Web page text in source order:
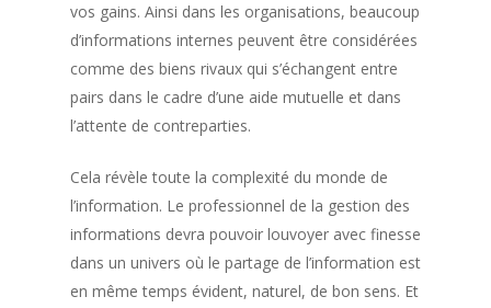
vos gains. Ainsi dans les organisations, beaucoup
d’informations internes peuvent être considérées
comme des biens rivaux qui s’échangent entre
pairs dans le cadre d’une aide mutuelle et dans
l’attente de contreparties.
Cela révèle toute la complexité du monde de
l’information. Le professionnel de la gestion des
informations devra pouvoir louvoyer avec finesse
dans un univers où le partage de l’information est
en même temps évident, naturel, de bon sens. Et